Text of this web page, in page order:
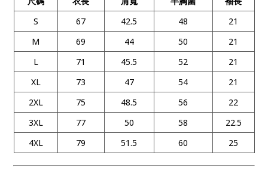
S
67 42.5 48
21
M
69 44 50
21
L
71 45.5 52
21
XL
73 47 54
21
2XL
75 48.5 56
22
3XL
77 50 58
22.5
4XL
79 51.5 60 25